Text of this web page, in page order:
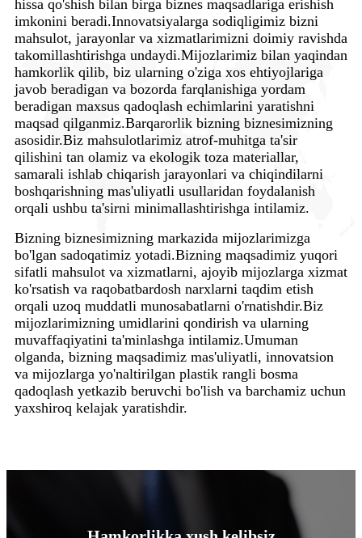
hissa qo'shish bilan birga biznes maqsadlariga erishish
imkonini beradi.Innovatsiyalarga sodiqligimiz bizni
mahsulot, jarayonlar va xizmatlarimizni doimiy ravishda
takomillashtirishga undaydi.Mijozlarimiz bilan yaqindan
hamkorlik qilib, biz ularning o'ziga xos ehtiyojlariga
javob beradigan va bozorda farqlanishiga yordam
beradigan maxsus qadoqlash echimlarini yaratishni
maqsad qilganmiz.Barqarorlik bizning biznesimizning
asosidir.Biz mahsulotlarimiz atrof-muhitga ta'sir
qilishini tan olamiz va ekologik toza materiallar,
samarali ishlab chiqarish jarayonlari va chiqindilarni
boshqarishning mas'uliyatli usullaridan foydalanish
orqali ushbu ta'sirni minimallashtirishga intilamiz.
Bizning biznesimizning markazida mijozlarimizga
bo'lgan sadoqatimiz yotadi.Bizning maqsadimiz yuqori
sifatli mahsulot va xizmatlarni, ajoyib mijozlarga xizmat
ko'rsatish va raqobatbardosh narxlarni taqdim etish
orqali uzoq muddatli munosabatlarni o'rnatishdir.Biz
mijozlarimizning umidlarini qondirish va ularning
muvaffaqiyatini ta'minlashga intilamiz.Umuman
olganda, bizning maqsadimiz mas'uliyatli, innovatsion
va mijozlarga yo'naltirilgan plastik rangli bosma
qadoqlash yetkazib beruvchi bo'lish va barchamiz uchun
yaxshiroq kelajak yaratishdir.